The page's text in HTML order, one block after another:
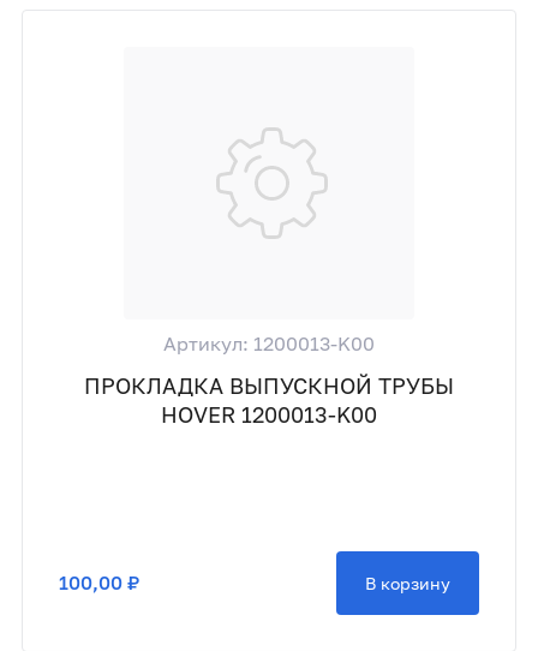
Артикул: 1200013-K00
ПРОКЛАДКА ВЫПУСКНОЙ ТРУБЫ
HOVER 1200013-K00
100,00 ₽ В корзину